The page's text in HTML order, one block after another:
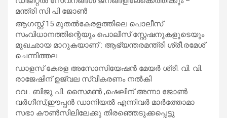
മന്ത്രി സി പി ജോൺ
ആഗസ്റ്റ് 15 മുതല്‍കേരളത്തിലെ പൊലീസ്
സംവിധാനത്തിന്റെയും പൊലീസ് സ്റ്റേഷനുകളുടെയും
മുഖഛായ മാറുകയാണ് : ആഭ്യന്തരമന്ത്രി ശ്രീ.രമേശ്
ചെന്നിത്തല
ഡാളസ് കേരള അസോസിയേഷൻ മേയർ ശ്രീ. വി. വി.
രാജേഷിന് ഉജ്വല സ്വീകരണം നൽകി
റവ . ബിജു പി. സൈമൺ ,ഷെലിന് അന്നാ ജോൺ
വർഗീസ്,ഈപ്പൻ ഡാനിയൽ എന്നിവർ മാർത്തോമാ
സഭാ കൗൺസിലിലേക്കു തിരഞ്ഞെടുക്കപ്പെട്ടു